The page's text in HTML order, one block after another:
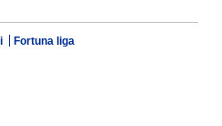
Fortuna liga